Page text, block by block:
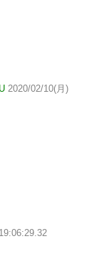
2020/02/10(月)